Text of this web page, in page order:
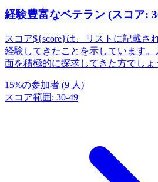
経験豊富なベテラン (スコア:
スコア${score}は、リストに記載さ
経験してきたことを示しています。
面を積極的に探求してきた方でしょ
15%の参加者 (9 人 )
スコア範囲 : 30-49